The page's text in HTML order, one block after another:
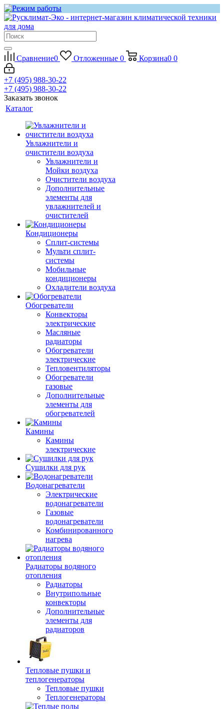
Сравнение0 Отложенные 0 Корзина0 0
+7 (495) 988-30-22
+7 (495) 988-30-22
Заказать звонок
Каталог
Увлажнители и
очистители воздуха
Увлажнители и
Мойки воздуха
Очистители воздуха
Дополнительные
элементы для
увлажнителей и
очистителей
Кондиционеры
Сплит-системы
Мульти сплит-
системы
Мобильные
кондиционеры
Охладители воздуха
Обогреватели
Конвекторы
электрические
Масляные
радиаторы
Обогреватели
электрические
Тепловентиляторы
Обогреватели
газовые
Дополнительные
элементы для
обогревателей
Камины
Камины
электрические
Сушилки для рук
Водонагреватели
Электрические
водонагреватели
Газовые
водонагреватели
Комбинированного
нагрева
Радиаторы водяного
отопления
Радиаторы
Внутрипольные
конвекторы
Дополнительные
элементы для
радиаторов
Тепловые пушки и
теплогенераторы
Тепловые пушки
Теплогенераторы